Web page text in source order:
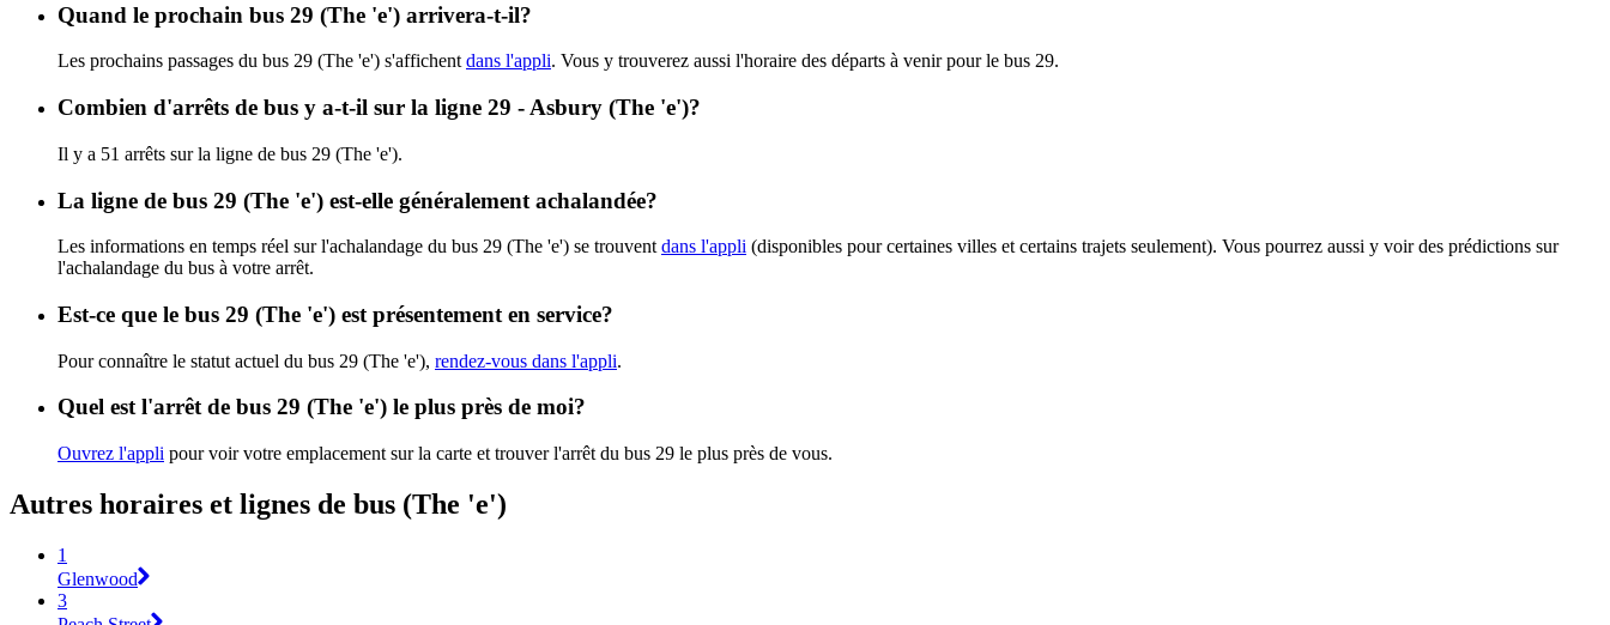
Quand le prochain bus 29 (The 'e') arrivera-t-il?
Les prochains passages du bus 29 (The 'e') s'affichent dans l'appli. Vous y trouverez aussi l'horaire des départs à venir pour le bus 29.
Combien d'arrêts de bus y a-t-il sur la ligne 29 - Asbury (The 'e')?
Il y a 51 arrêts sur la ligne de bus 29 (The 'e').
La ligne de bus 29 (The 'e') est-elle généralement achalandée?
Les informations en temps réel sur l'achalandage du bus 29 (The 'e') se trouvent dans l'appli (disponibles pour certaines villes et certains trajets seulement). Vous pourrez aussi y voir des prédictions sur
l'achalandage du bus à votre arrêt.
Est-ce que le bus 29 (The 'e') est présentement en service?
Pour connaître le statut actuel du bus 29 (The 'e'), rendez-vous dans l'appli.
Quel est l'arrêt de bus 29 (The 'e') le plus près de moi?
Ouvrez l'appli pour voir votre emplacement sur la carte et trouver l'arrêt du bus 29 le plus près de vous.
Autres horaires et lignes de bus (The 'e')
1
Glenwood
3